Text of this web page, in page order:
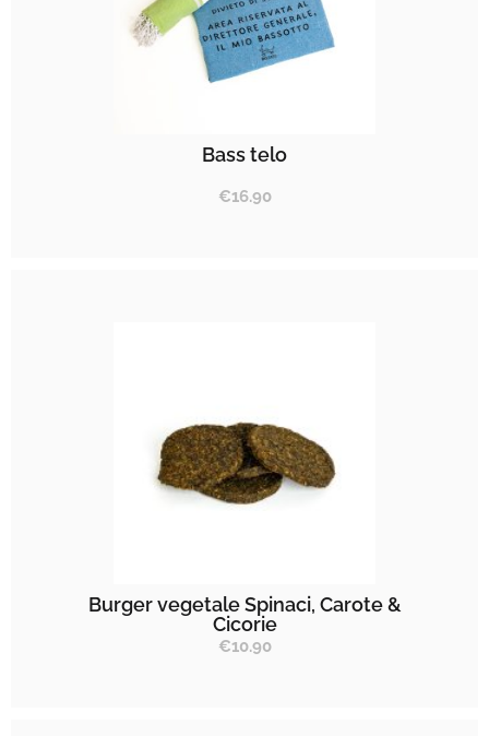
Bass telo
€16.90
Burger vegetale Spinaci, Carote &
Cicorie
€10.90